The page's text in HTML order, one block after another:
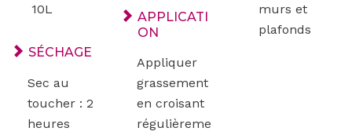
10L
SÉCHAGE
Sec au
toucher : 2
heures
APPLICATI
ON
Appliquer
grassement
en croisant
régulièreme
murs et
plafonds